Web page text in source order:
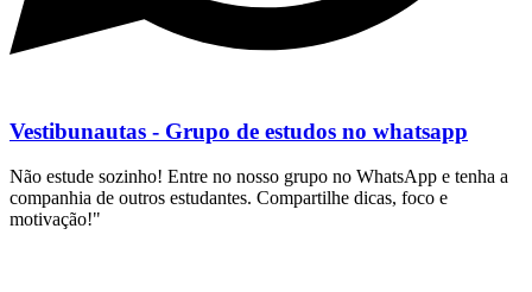
Vestibunautas - Grupo de estudos no whatsapp
Não estude sozinho! Entre no nosso grupo no WhatsApp e tenha a
companhia de outros estudantes. Compartilhe dicas, foco e
motivação!"